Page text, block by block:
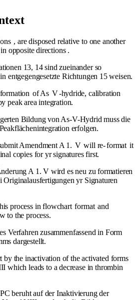
, are disposed relative to one another
opposite directions .
13, 14 sind zueinander so
entgegengesetzte Richtungen 15 weisen.
formation of As V-hydride, calibration
peak area integration.
Bildung von As-V-Hydrid muss die
erfolgen.
Amendment A 1. V will re-format it
copies for yr signatures first.
A 1. V wird es neu zu formatieren
Originalausfertigungen yr Signaturen
process in flowchart format and
to the process.
Verfahren zusammenfassend in Form
dargestellt.
by the inactivation of the activated forms
which leads to a decrease in thrombin
beruht auf der Inaktivierung der